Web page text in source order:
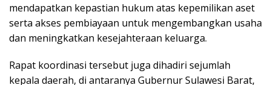
mendapatkan kepastian hukum atas kepemilikan aset
serta akses pembiayaan untuk mengembangkan usaha
dan meningkatkan kesejahteraan keluarga.
Rapat koordinasi tersebut juga dihadiri sejumlah
kepala daerah, di antaranya Gubernur Sulawesi Barat,